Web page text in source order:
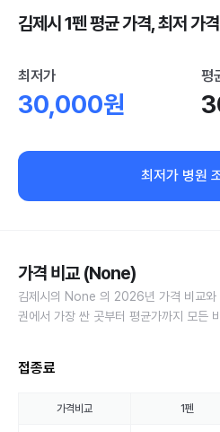
김제시 1펜 평균 가격, 최저 가
최저가
30,000원
평
최저가 병원
가격 비교 (None)
김제시의 None 의 2026년 가격 비교와
권에서 가장 싼 곳부터 평균가까지 모든
접종료
가격비교 1펜